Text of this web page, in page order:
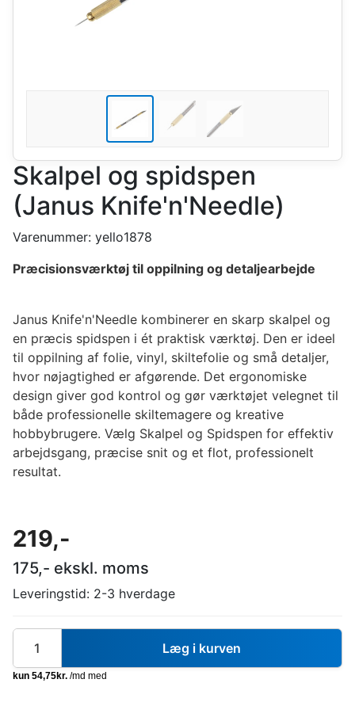
Skalpel og spidspen
(Janus Knife'n'Needle)
Varenummer: yello1878
Præcisionsværktøj til oppilning og detaljearbejde
Janus Knife'n'Needle kombinerer en skarp skalpel og
en præcis spidspen i ét praktisk værktøj. Den er ideel
til oppilning af folie, vinyl, skiltefolie og små detaljer,
hvor nøjagtighed er afgørende. Det ergonomiske
design giver god kontrol og gør værktøjet velegnet til
både professionelle skiltemagere og kreative
hobbybrugere. Vælg Skalpel og Spidspen for effektiv
arbejdsgang, præcise snit og et flot, professionelt
resultat.
219,-
175,- ekskl. moms
Leveringstid: 2-3 hverdage
Læg i kurven